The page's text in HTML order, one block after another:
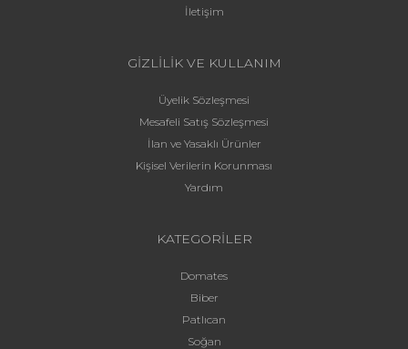
İletişim
GİZLİLİK VE KULLANIM
Üyelik Sözleşmesi
Mesafeli Satış Sözleşmesi
İlan ve Yasaklı Ürünler
Kişisel Verilerin Korunması
Yardım
KATEGORİLER
Domates
Biber
Patlıcan
Soğan